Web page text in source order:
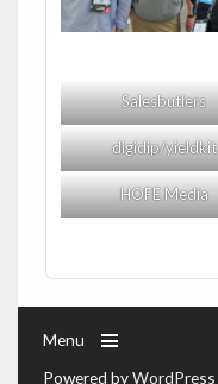
Salesbutlers
digidip/yieldkit
HOFE Media
Menu
Powered byWordPress